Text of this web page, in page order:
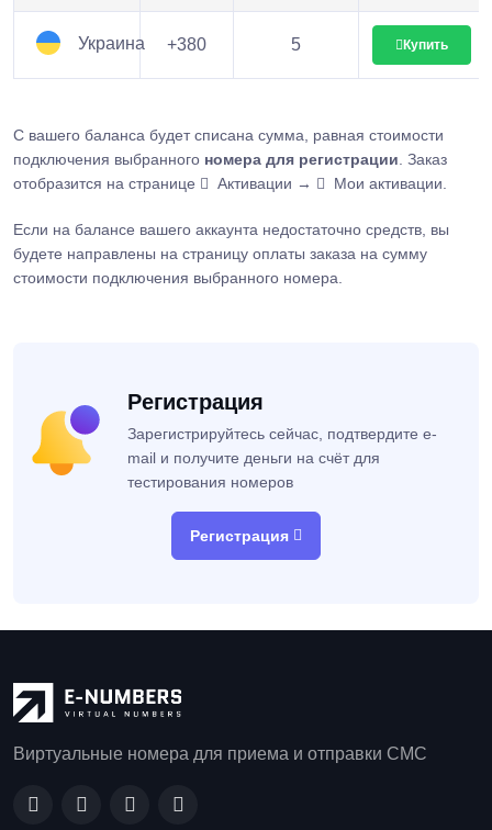
Украина +380 5 Купить
С вашего баланса будет списана сумма, равная стоимости
подключения выбранного номера для регистрации . Заказ
отобразится на странице
Активации → Мои активации.
Если на балансе вашего аккаунта недостаточно средств, вы
будете направлены на страницу оплаты заказа на сумму
стоимости подключения выбранного номера.
Регистрация
Зарегистрируйтесь сейчас, подтвердите e-
mail и получите деньги на счёт для
тестирования номеров
Регистрация
Виртуальные номера для приема и отправки СМС